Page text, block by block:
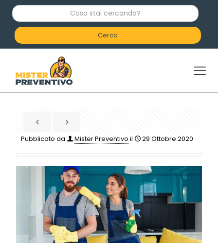
C
o
a
c
e
Pubblicato da Mister Preventivo il 29 Ottobre 2020